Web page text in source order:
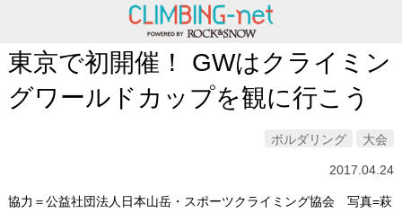
東京で初開催！ GWはクライミン
グワールドカップを観に行こう
ボルダリング 大会
2017.04.24
協力＝公益社団法人日本山岳・スポーツクライミング協会 写真=萩